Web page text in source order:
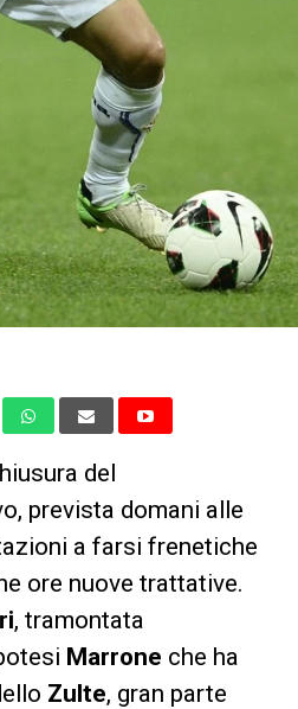
del
prevista domani alle
a farsi frenetiche
ore nuove trattative.
, tramontata
Marrone che ha
Zulte, gran parte